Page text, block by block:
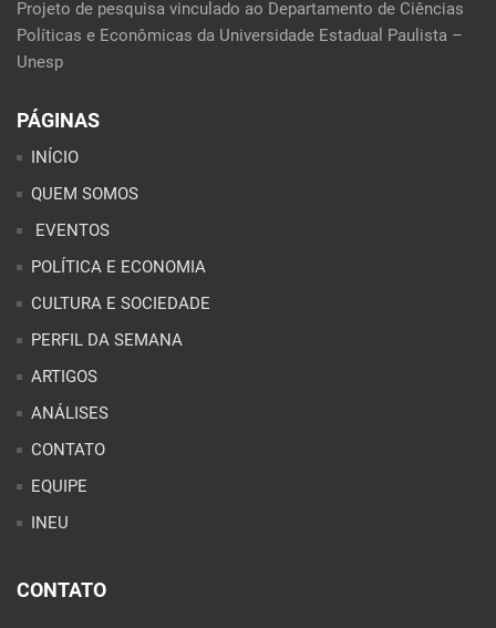
Projeto de pesquisa vinculado ao Departamento de Ciências
Políticas e Econômicas da Universidade Estadual Paulista –
Unesp
PÁGINAS
INÍCIO
QUEM SOMOS
EVENTOS
POLÍTICA E ECONOMIA
CULTURA E SOCIEDADE
PERFIL DA SEMANA
ARTIGOS
ANÁLISES
CONTATO
EQUIPE
INEU
CONTATO